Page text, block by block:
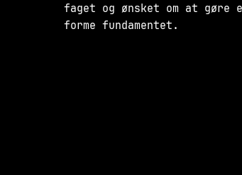
faget og ønsket om at
forme fundamentet.